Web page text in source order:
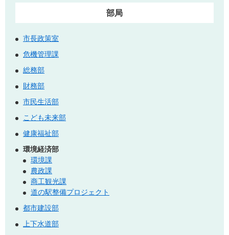
部局
市長政策室
危機管理課
総務部
財務部
市民生活部
こども未来部
健康福祉部
環境経済部
環境課
農政課
商工観光課
道の駅整備プロジェクト
都市建設部
上下水道部